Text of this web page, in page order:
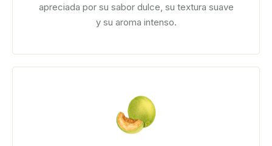
apreciada por su sabor dulce, su textura suave
y su aroma intenso.